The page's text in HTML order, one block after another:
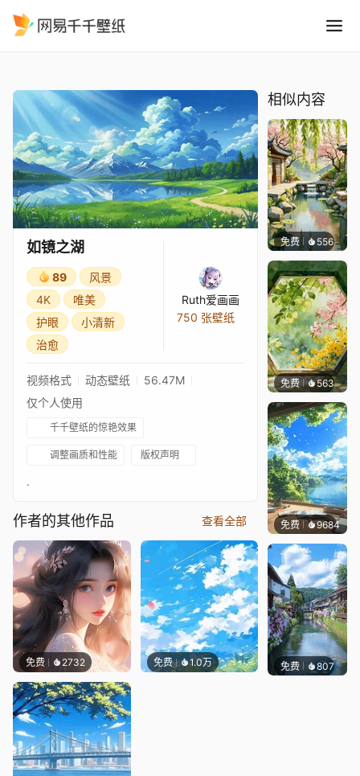
如镜之湖
89
风景
4K
唯美
护眼
小清新
治愈
Ruth爱画画
750 张壁纸
视频格式 动态壁纸
56.47M
仅个人使用
千千壁纸的惊艳效果
调整画质和性能 版权声明
.
作者的其他作品 查看全部
免费 2732 免费 1.0万
相似内容
免费 556渔小小
免费 563渔小小
免费 9684叮叮
免费 807叮叮